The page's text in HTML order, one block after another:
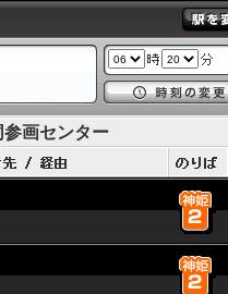
画センター